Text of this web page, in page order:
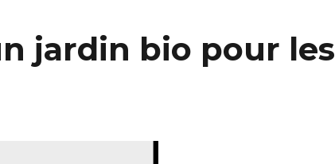
jardin bio pour les